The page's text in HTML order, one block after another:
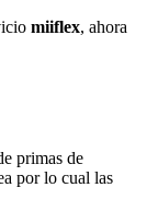
miiflex, ahora
primas de
por lo cual las